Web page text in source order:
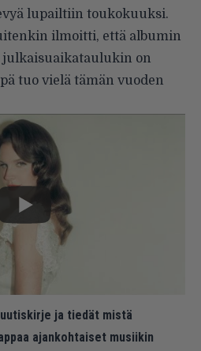
lupailtiin toukokuuksi.
ilmoitti, että albumin
on
tuo vielä tämän vuoden
ja tiedät mistä
ajankohtaiset musiikin